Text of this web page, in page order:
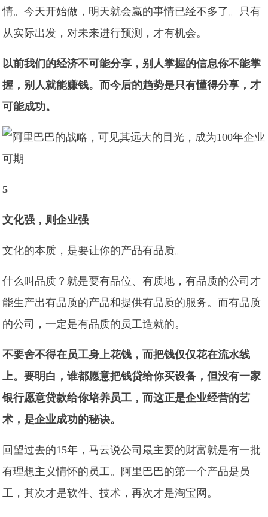
情。今天开始做，明天就会赢的事情已经不多了。只有
从实际出发，对未来进行预测，才有机会。
以前我们的经济不可能分享，别人掌握的信息你不能掌
握，别人就能赚钱。而今后的趋势是只有懂得分享，才
可能成功。
5
文化强，则企业强
文化的本质，是要让你的产品有品质。
什么叫品质？就是要有品位、有质地，有品质的公司才
能生产出有品质的产品和提供有品质的服务。而有品质
的公司，一定是有品质的员工造就的。
不要舍不得在员工身上花钱，而把钱仅仅花在流水线
上。要明白，谁都愿意把钱贷给你买设备，但没有一家
银行愿意贷款给你培养员工，而这正是企业经营的艺
术，是企业成功的秘诀。
回望过去的15年，马云说公司最主要的财富就是有一批
有理想主义情怀的员工。阿里巴巴的第一个产品是员
工，其次才是软件、技术，再次才是淘宝网。